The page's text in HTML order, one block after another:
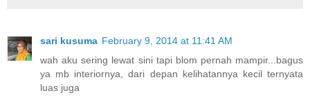
sari kusuma February 9, 2014 at 11:41 AM
wah aku sering lewat sini tapi blom pernah mampir...bagus
ya mb interiornya, dari depan kelihatannya kecil ternyata
luas juga